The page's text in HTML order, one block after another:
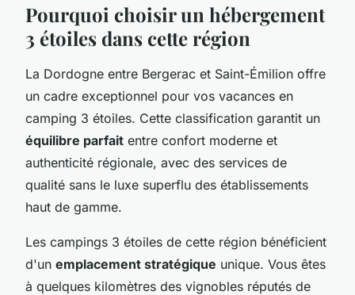
Pourquoi choisir un hébergement
3 étoiles dans cette région
La Dordogne entre Bergerac et Saint-Émilion offre
un cadre exceptionnel pour vos vacances en
camping 3 étoiles. Cette classification garantit un
équilibre parfait entre confort moderne et
authenticité régionale, avec des services de
qualité sans le luxe superflu des établissements
haut de gamme.
Les campings 3 étoiles de cette région bénéficient
d'un emplacement stratégique unique. Vous êtes
à quelques kilomètres des vignobles réputés de